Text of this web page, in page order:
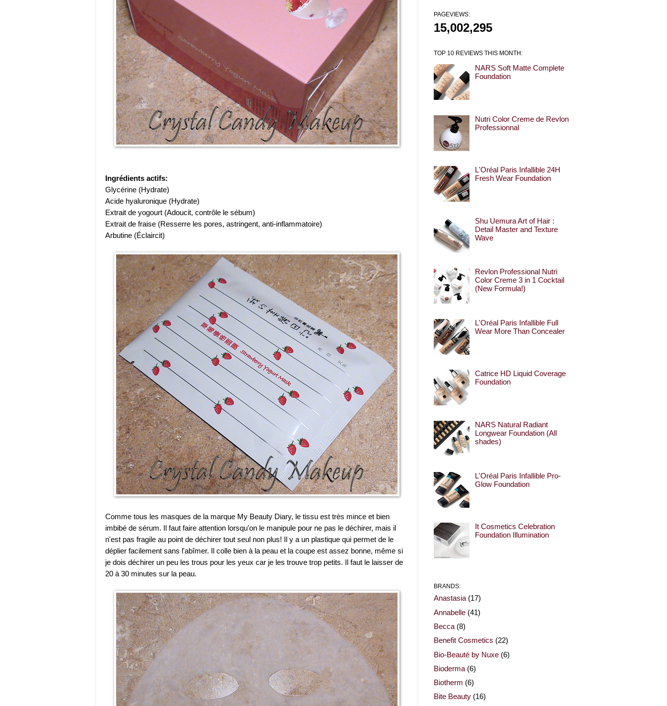
Ingrédients actifs:
Glycérine (Hydrate)
Acide hyaluronique (Hydrate)
Extrait de yogourt (Adoucit, contrôle le sébum)
Extrait de fraise (Resserre les pores, astringent, anti-inflammatoire)
Arbutine (Éclaircit)
Comme tous les masques de la marque My Beauty Diary, le tissu est très mince et bien
imbibé de sérum. Il faut faire attention lorsqu'on le manipule pour ne pas le déchirer, mais il
n'est pas fragile au point de déchirer tout seul non plus! Il y a un plastique qui permet de le
déplier facilement sans l'abîmer. Il colle bien à la peau et la coupe est assez bonne, même si
je dois déchirer un peu les trous pour les yeux car je les trouve trop petits. Il faut le laisser de
20 à 30 minutes sur la peau.
PAGEVIEWS:
15,002,295
TOP 10 REVIEWS THIS MONTH:
NARS Soft Matte Complete
Foundation
Nutri Color Creme de Revlon
Professionnal
L'Oréal Paris Infallible 24H
Fresh Wear Foundation
Shu Uemura Art of Hair :
Detail Master and Texture
Wave
Revlon Professional Nutri
Color Creme 3 in 1 Cocktail
(New Formula!)
L'Oréal Paris Infallible Full
Wear More Than Concealer
Catrice HD Liquid Coverage
Foundation
NARS Natural Radiant
Longwear Foundation (All
shades)
L'Oréal Paris Infallible Pro-
Glow Foundation
It Cosmetics Celebration
Foundation Illumination
BRANDS:
Anastasia (17)
Annabelle (41)
Becca (8)
Benefit Cosmetics (22)
Bio-Beauté by Nuxe (6)
Bioderma (6)
Biotherm (6)
Bite Beauty (16)